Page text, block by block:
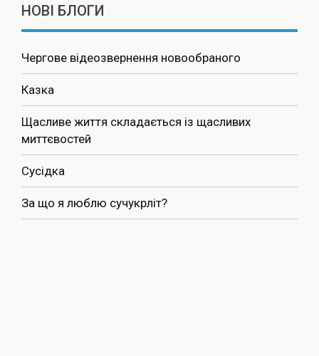
НОВІ БЛОГИ
Чергове відеозвернення новообраного
Казка
Щасливе життя складається із щасливих
миттєвостей
Сусідка
За що я люблю сучукрліт?